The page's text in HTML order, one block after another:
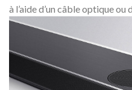
à l’aide d’un câble optique